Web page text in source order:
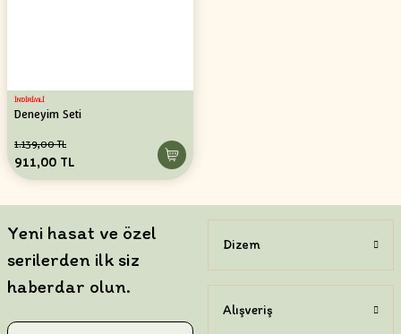
İNDİRİMLİ
Deneyim Seti
1.139,00 TL
911,00 TL
Yeni hasat ve özel
serilerden ilk siz
haberdar olun.
Dizem
Alışveriş